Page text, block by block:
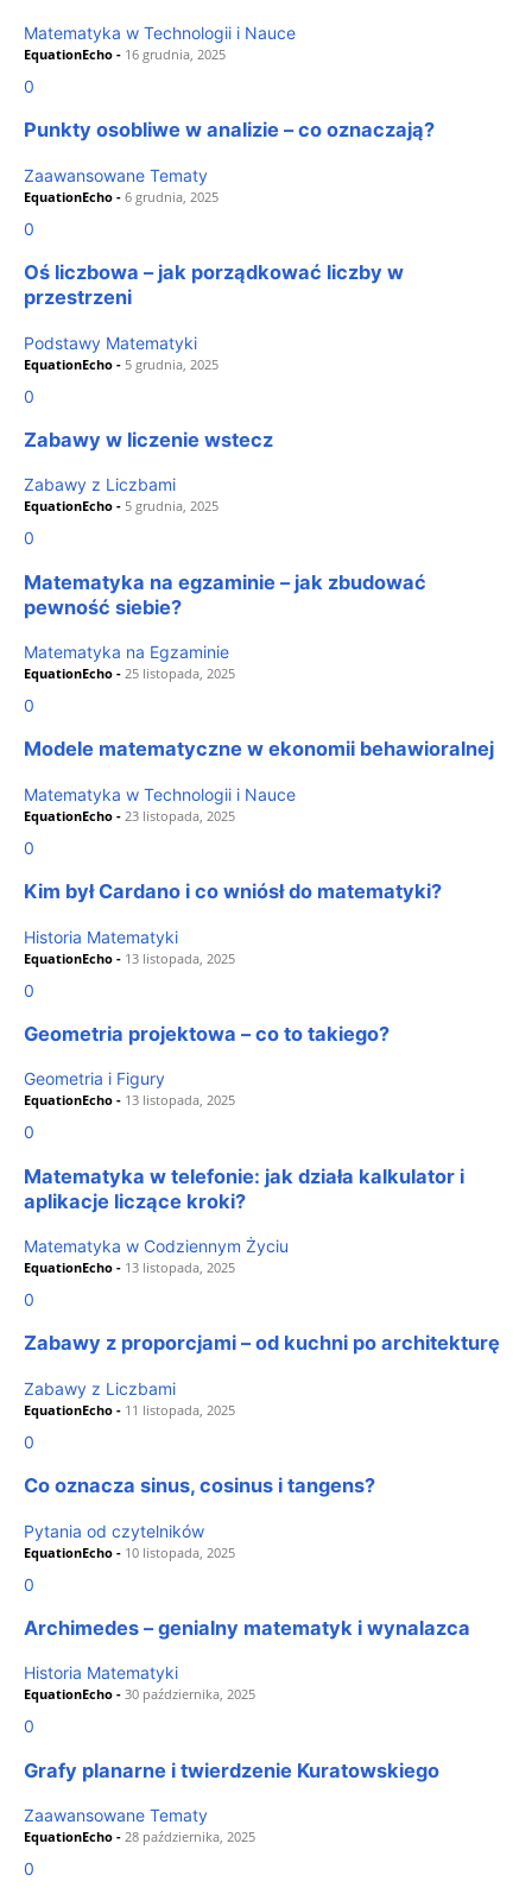
Matematyka w Technologii i Nauce
EquationEcho - 16 grudnia, 2025
0
Punkty osobliwe w analizie – co oznaczają?
Zaawansowane Tematy
EquationEcho - 6 grudnia, 2025
0
Oś liczbowa – jak porządkować liczby w
przestrzeni
Podstawy Matematyki
EquationEcho - 5 grudnia, 2025
0
Zabawy w liczenie wstecz
Zabawy z Liczbami
EquationEcho - 5 grudnia, 2025
0
Matematyka na egzaminie – jak zbudować
pewność siebie?
Matematyka na Egzaminie
EquationEcho - 25 listopada, 2025
0
Modele matematyczne w ekonomii behawioralnej
Matematyka w Technologii i Nauce
EquationEcho - 23 listopada, 2025
0
Kim był Cardano i co wniósł do matematyki?
Historia Matematyki
EquationEcho - 13 listopada, 2025
0
Geometria projektowa – co to takiego?
Geometria i Figury
EquationEcho - 13 listopada, 2025
0
Matematyka w telefonie: jak działa kalkulator i
aplikacje liczące kroki?
Matematyka w Codziennym Życiu
EquationEcho - 13 listopada, 2025
0
Zabawy z proporcjami – od kuchni po architekturę
Zabawy z Liczbami
EquationEcho - 11 listopada, 2025
0
Co oznacza sinus, cosinus i tangens?
Pytania od czytelników
EquationEcho - 10 listopada, 2025
0
Archimedes – genialny matematyk i wynalazca
Historia Matematyki
EquationEcho - 30 października, 2025
0
Grafy planarne i twierdzenie Kuratowskiego
Zaawansowane Tematy
EquationEcho - 28 października, 2025
0